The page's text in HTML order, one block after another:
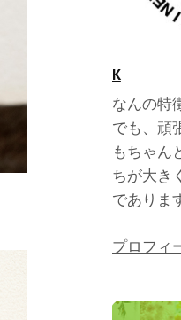
K
なんの特
でも、頑
もちゃん
ちが大き
でありま
プロフィ